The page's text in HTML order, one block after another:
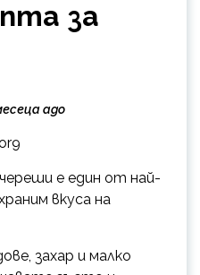
за
ago
е един от най-
вкуса на
захар и малко